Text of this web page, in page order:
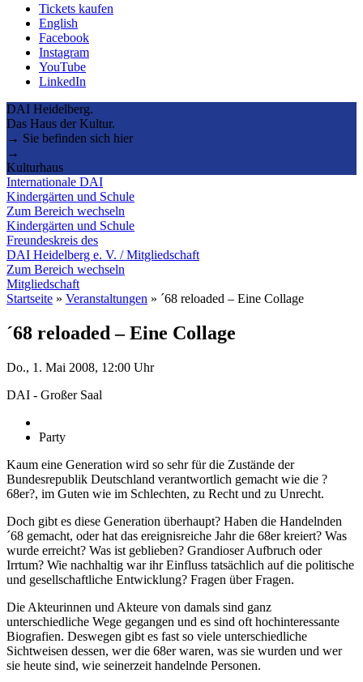
Tickets kaufen
English
Facebook
Instagram
YouTube
LinkedIn
DAI Heidelberg.
Das Haus der Kultur.
→ Sie befinden sich hier
→
Kulturhaus
Internationale DAI
Kindergärten und Schule
Zum Bereich wechseln
Kindergärten und Schule
Freundeskreis des
DAI Heidelberg e. V. / Mitgliedschaft
Zum Bereich wechseln
Mitgliedschaft
Startseite » Veranstaltungen » ´68 reloaded – Eine Collage
´68 reloaded – Eine Collage
Do., 1. Mai 2008, 12:00 Uhr
DAI - Großer Saal
Party
Kaum eine Generation wird so sehr für die Zustände der
Bundesrepublik Deutschland verantwortlich gemacht wie die ?
68er?, im Guten wie im Schlechten, zu Recht und zu Unrecht.
Doch gibt es diese Generation überhaupt? Haben die Handelnden
´68 gemacht, oder hat das ereignisreiche Jahr die 68er kreiert? Was
wurde erreicht? Was ist geblieben? Grandioser Aufbruch oder
Irrtum? Wie nachhaltig war ihr Einfluss tatsächlich auf die politische
und gesellschaftliche Entwicklung? Fragen über Fragen.
Die Akteurinnen und Akteure von damals sind ganz
unterschiedliche Wege gegangen und es sind oft hochinteressante
Biografien. Deswegen gibt es fast so viele unterschiedliche
Sichtweisen dessen, wer die 68er waren, was sie wurden und wer
sie heute sind, wie seinerzeit handelnde Personen.